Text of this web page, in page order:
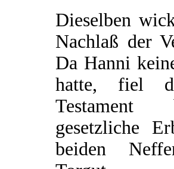
Dieselben
Nachlaß der
Da Hanni
hatte, fiel
gesetzliche
beiden